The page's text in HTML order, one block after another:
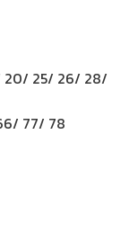
20/ 25/ 26/ 28/
77/ 78